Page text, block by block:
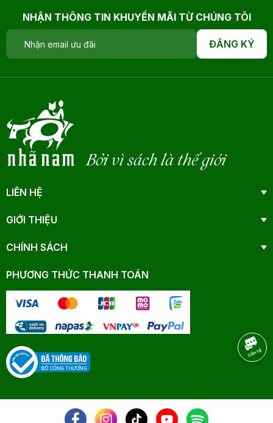
NHẬN THÔNG TIN KHUYẾN MÃI TỪ CHÚNG TÔI
ĐĂNG KÝ
Bởi vì sách là thế giới
LIÊN HỆ
GIỚI THIỆU
CHÍNH SÁCH
PHƯƠNG THỨC THANH TOÁN